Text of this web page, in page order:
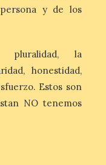
de
a
y de los
pluralidad, la
honestidad,
Estos son
NO tenemos